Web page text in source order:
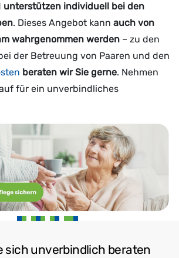
unterstützen individuell bei den
. Dieses Angebot kann auch von
wahrgenommen werden – zu den
der Betreuung von Paaren und den
beraten wir Sie gerne. Nehmen
für ein unverbindliches
sich unverbindlich beraten